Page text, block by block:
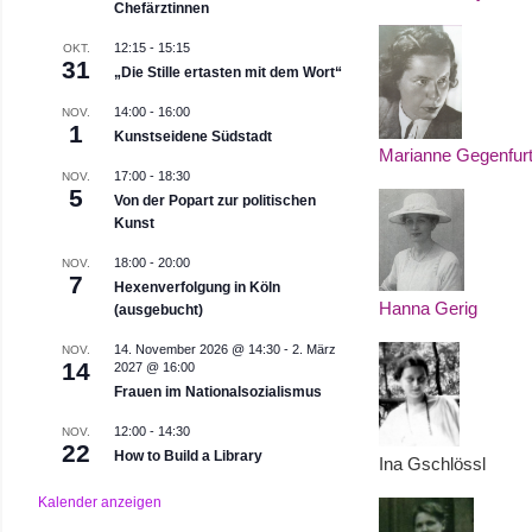
Marianne
Hanna Gerig
Ina Gschlössl
Chefärztinnen
OKT.
31
12:15 - 15:15
„Die Stille ertasten mit dem Wort“
NOV.
1
14:00 - 16:00
Kunstseidene Südstadt
NOV.
5
17:00 - 18:30
Von der Popart zur politischen
Kunst
NOV.
7
18:00 - 20:00
Hexenverfolgung in Köln
(ausgebucht)
NOV.
14
14. November 2026 @ 14:30 - 2. März
2027 @ 16:00
Frauen im Nationalsozialismus
NOV.
22
12:00 - 14:30
How to Build a Library
Kalender anzeigen